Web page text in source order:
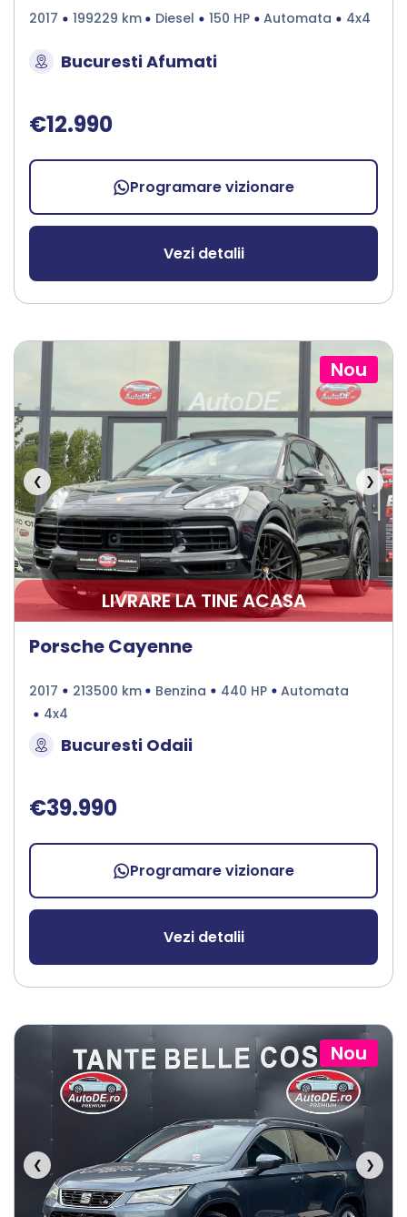
2017 199229 km Diesel 150 HP Automata 4x4
Bucuresti Afumati
€12.990
Programare vizionare
Vezi detalii
Nou
❮ ❯
LIVRARE LA TINE ACASA
Porsche Cayenne
2017 213500 km Benzina 440 HP
Automata
4x4
Bucuresti Odaii
€39.990
Programare vizionare
Vezi detalii
Nou
❮ ❯